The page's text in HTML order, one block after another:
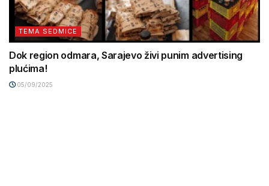
TEMA SEDMICE
Dok region odmara, Sarajevo živi punim advertising
plućima!
05/09/2025